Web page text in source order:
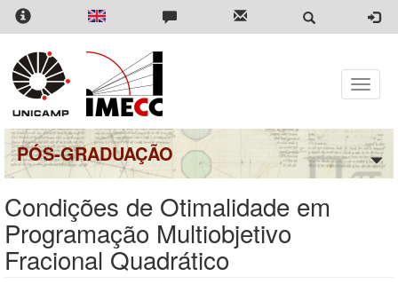
Pular
para
conteúdo
principal
Toggle
PÓS-GRADUAÇÃO
Condições de Otimalidade em
Programação Multiobjetivo
Fracional Quadrático